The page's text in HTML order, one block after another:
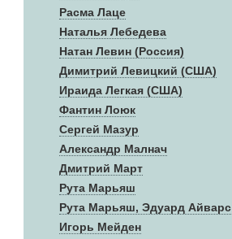
Расма Лаце
Наталья Лебедева
Натан Левин (Россия)
Димитрий Левицкий (США)
Ираида Легкая (США)
Фантин Лоюк
Сергей Мазур
Александр Малнач
Дмитрий Март
Рута Марьяш
Рута Марьяш, Эдуард Айварс
Игорь Мейден